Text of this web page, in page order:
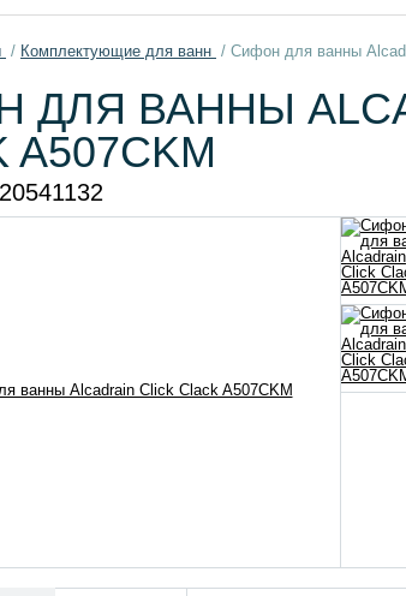
/ Комплектующие для ванн / Сифон для ванны
ДЛЯ ВАННЫ
A507CKM